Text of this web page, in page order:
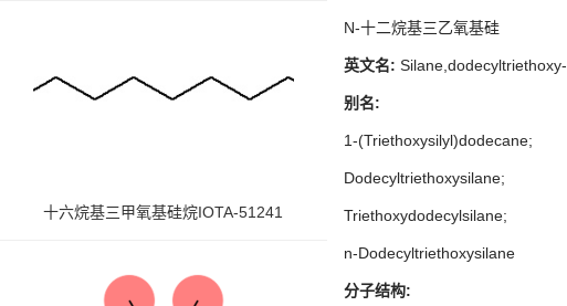
十六烷基三甲氧基硅烷IOTA-51241
N-十二烷基三乙氧基硅
英文名: Silane,dodecyltriethoxy-
别名:
1-(Triethoxysilyl)dodecane;
Dodecyltriethoxysilane;
Triethoxydodecylsilane;
n-Dodecyltriethoxysilane
分子结构: